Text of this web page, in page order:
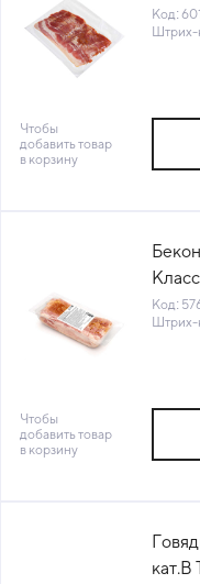
Код:
Штрих-
Чтобы
добавить товар
в корзину
Код:
Штрих-
Чтобы
добавить товар
в корзину
кат.В